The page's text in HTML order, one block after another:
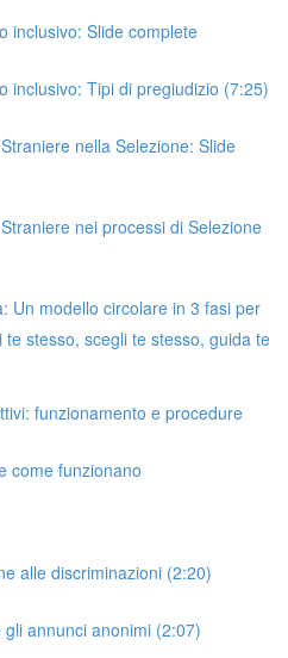
inclusivo: Slide complete
inclusivo: Tipi di pregiudizio (7:25)
nella Selezione: Slide
nei processi di Selezione
Un modello circolare in 3 fasi per
stesso, scegli te stesso, guida te
funzionamento e procedure
come funzionano
alle discriminazioni (2:20)
annunci anonimi (2:07)